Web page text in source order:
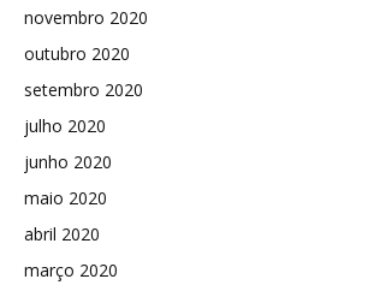
novembro 2020
outubro 2020
setembro 2020
julho 2020
junho 2020
maio 2020
abril 2020
março 2020